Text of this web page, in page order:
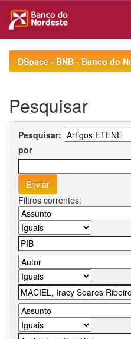
navigationDSpace - BNB - Banco do
Pesquisar
Pesquisar:
por
Filtros correntes: